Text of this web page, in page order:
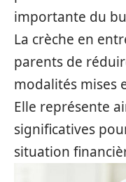
importante du
La crèche en
parents de
modalités mises
Elle représente
significatives
situation